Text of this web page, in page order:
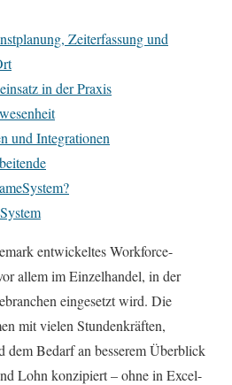
Zeiterfassung und
in der Praxis
und Integrationen
entwickeltes Workforce-
allem im Einzelhandel, in der
eingesetzt wird. Die
mit vielen Stundenkräften,
dem Bedarf an besserem Überblick
Lohn konzipiert – ohne in Excel-